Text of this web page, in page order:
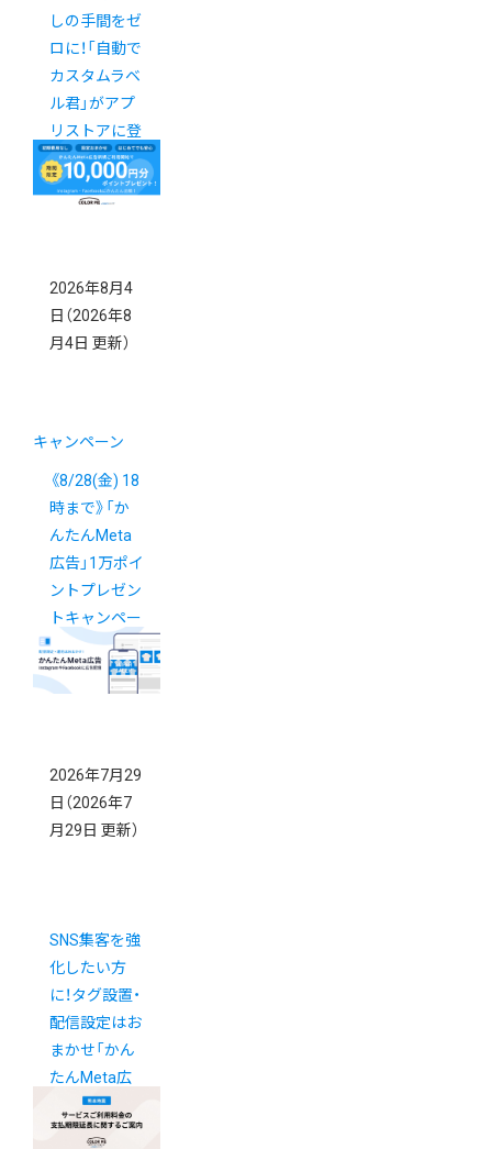
しの手間をゼ
ロに！「自動で
カスタムラベ
ル君」がアプ
リストアに登
場New!
2026年8月4
日 （2026年8
月4日 更新）
キャンペーン
《8/28(金) 18
時まで》「か
んたんMeta
広告」1万ポイ
ントプレゼン
トキャンペー
ン
New!
2026年7月29
日 （2026年7
月29日 更新）
SNS集客を強
化したい方
に！タグ設置・
配信設定はお
まかせ「かん
たんMeta広